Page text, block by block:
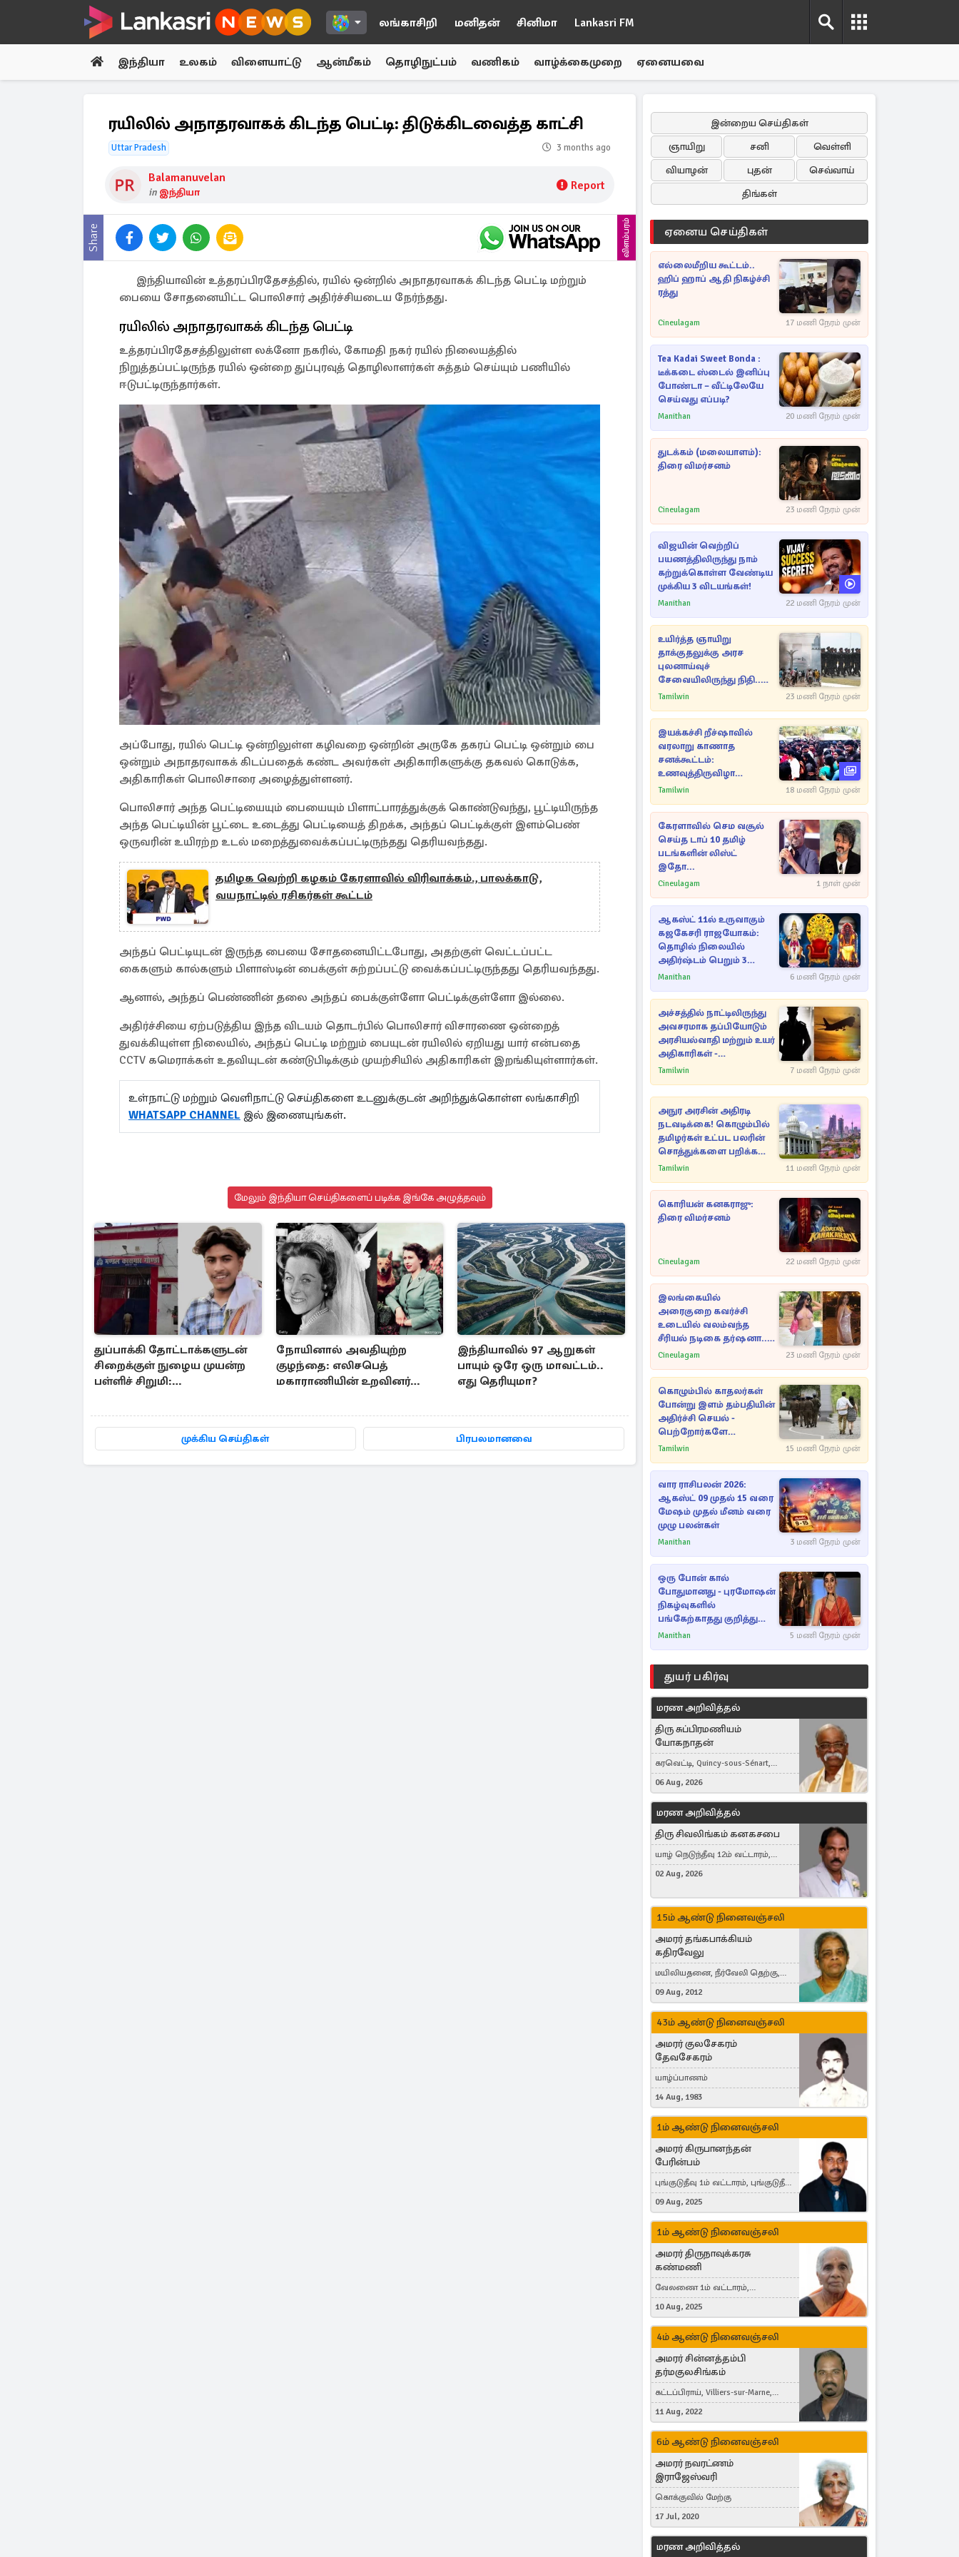
லங்காசிறி மனிதன் சினிமா Lankasri FM
இந்தியா உலகம் விளையாட்டு ஆன்மீகம் தொழிநுட்பம் வணிகம் வாழ்க்கைமுறை ஏனையவை
ரயிலில் அநாதரவாகக் கிடந்த பெட்டி: திடுக்கிடவைத்த காட்சி
Uttar Pradesh 3 months ago
Balamanuvelan
in இந்தியா Report
Share விளம்பரம்
இந்தியாவின் உத்தரப்பிரதேசத்தில், ரயில் ஒன்றில் அநாதரவாகக் கிடந்த பெட்டி மற்றும்
பையை சோதனையிட்ட பொலிசார் அதிர்ச்சியடைய நேர்ந்தது.
ரயிலில் அநாதரவாகக் கிடந்த பெட்டி
உத்தரப்பிரதேசத்திலுள்ள லக்னோ நகரில், கோமதி நகர் ரயில் நிலையத்தில்
நிறுத்தப்பட்டிருந்த ரயில் ஒன்றை துப்புரவுத் தொழிலாளர்கள் சுத்தம் செய்யும் பணியில்
ஈடுபட்டிருந்தார்கள்.
அப்போது, ரயில் பெட்டி ஒன்றிலுள்ள கழிவறை ஒன்றின் அருகே தகரப் பெட்டி ஒன்றும் பை
ஒன்றும் அநாதரவாகக் கிடப்பதைக் கண்ட அவர்கள் அதிகாரிகளுக்கு தகவல் கொடுக்க,
அதிகாரிகள் பொலிசாரை அழைத்துள்ளனர்.
பொலிசார் அந்த பெட்டியையும் பையையும் பிளாட்பாரத்துக்குக் கொண்டுவந்து, பூட்டியிருந்த
அந்த பெட்டியின் பூட்டை உடைத்து பெட்டியைத் திறக்க, அந்தப் பெட்டிக்குள் இளம்பெண்
ஒருவரின் உயிரற்ற உடல் மறைத்துவைக்கப்பட்டிருந்தது தெரியவந்தது.
தமிழக வெற்றி கழகம் கேரளாவில் விரிவாக்கம்., பாலக்காடு,
வயநாட்டில் ரசிகர்கள் கூட்டம்
அந்தப் பெட்டியுடன் இருந்த பையை சோதனையிட்டபோது, அதற்குள் வெட்டப்பட்ட
கைகளும் கால்களும் பிளாஸ்டின் பைக்குள் சுற்றப்பட்டு வைக்கப்பட்டிருந்தது தெரியவந்தது.
ஆனால், அந்தப் பெண்ணின் தலை அந்தப் பைக்குள்ளோ பெட்டிக்குள்ளோ இல்லை.
அதிர்ச்சியை ஏற்படுத்திய இந்த விடயம் தொடர்பில் பொலிசார் விசாரணை ஒன்றைத்
துவக்கியுள்ள நிலையில், அந்தப் பெட்டி மற்றும் பையுடன் ரயிலில் ஏறியது யார் என்பதை
CCTV கமெராக்கள் உதவியுடன் கண்டுபிடிக்கும் முயற்சியில் அதிகாரிகள் இறங்கியுள்ளார்கள்.
உள்நாட்டு மற்றும் வெளிநாட்டு செய்திகளை உடனுக்குடன் அறிந்துக்கொள்ள லங்காசிறி
WHATSAPP CHANNEL இல் இணையுங்கள்.
மேலும் இந்தியா செய்திகளைப் படிக்க இங்கே அழுத்தவும்
துப்பாக்கி தோட்டாக்களுடன்
சிறைக்குள் நுழைய முயன்ற
பள்ளிச் சிறுமி:
காரணம்
நோயினால் அவதியுற்ற
குழந்தை: எலிசபெத்
மகாராணியின் உறவினர்
இந்தியாவில் 97 ஆறுகள்
பாயும் ஒரே ஒரு மாவட்டம்..
எது தெரியுமா?
முக்கிய செய்திகள் பிரபலமானவை
இன்றைய செய்திகள்
ஞாயிறு
சனி
வெள்ளி
வியாழன்
புதன்
செவ்வாய்
திங்கள்
ஏனைய செய்திகள்
எல்லைமீறிய கூட்டம்..
ஹிப் ஹாப் ஆதி நிகழ்ச்சி
ரத்து
Cineulagam 17 மணி நேரம் முன்
Tea Kadai Sweet Bonda :
டீக்கடை ஸ்டைல் இனிப்பு
போண்டா – வீட்டிலேயே
செய்வது எப்படி?
Manithan 20 மணி நேரம் முன்
துடக்கம் (மலையாளம்):
திரை விமர்சனம்
Cineulagam 23 மணி நேரம் முன்
விஜயின் வெற்றிப்
பயணத்திலிருந்து நாம்
கற்றுக்கொள்ள வேண்டிய
முக்கிய 3 விடயங்கள்!
Manithan 22 மணி நேரம் முன்
உயிர்த்த ஞாயிறு
தாக்குதலுக்கு அரச
புலனாய்வுச்
சேவையிலிருந்து நிதி..
வெளியான அதிர்ச்சி
Tamilwin 23 மணி நேரம் முன்
இயக்கச்சி றீச்ஷாவில்
வரலாறு காணாத
சனக்கூட்டம்:
உணவுத்திருவிழா
இடைநிறுத்தம்
Tamilwin 18 மணி நேரம் முன்
கேரளாவில் செம வசூல்
செய்த டாப் 10 தமிழ்
படங்களின் லிஸ்ட்
இதோ...
Cineulagam 1 நாள் முன்
ஆகஸ்ட் 11ல் உருவாகும்
கஜகேசரி ராஜயோகம்:
தொழில் நிலையில்
அதிர்ஷ்டம் பெறும் 3
ராசிகள்!
Manithan 6 மணி நேரம் முன்
அச்சத்தில் நாட்டிலிருந்து
அவசரமாக தப்பியோடும்
அரசியல்வாதி மற்றும் உயர்
அதிகாரிகள் -
ஆதாரங்களுடன்
புலனாய்வாளர்கள்
Tamilwin 7 மணி நேரம் முன்
அநுர அரசின் அதிரடி
நடவடிக்கை! கொழும்பில்
தமிழர்கள் உட்பட பலரின்
சொத்துக்களை பறிக்க
நடவடிக்கை
Tamilwin 11 மணி நேரம் முன்
கொரியன் கனகராஜு:
திரை விமர்சனம்
Cineulagam 22 மணி நேரம் முன்
இலங்கையில்
அரைகுறை கவர்ச்சி
உடையில் வலம்வந்த
சீரியல் நடிகை தர்ஷனா...
அவரே வெளியிட்ட
Cineulagam 23 மணி நேரம் முன்
கொழும்பில் காதலர்கள்
போன்று இளம் தம்பதியின்
அதிர்ச்சி செயல் -
பெற்றோர்களே
எச்சரிக்கை
Tamilwin 15 மணி நேரம் முன்
வார ராசிபலன் 2026:
ஆகஸ்ட் 09 முதல் 15 வரை
மேஷம் முதல் மீனம் வரை
முழு பலன்கள்
Manithan 3 மணி நேரம் முன்
ஒரு போன் கால்
போதுமானது - புரமோஷன்
நிகழ்வுகளில்
பங்கேற்காதது குறித்து
நயன்தாரா ஓபன் டாக்!
Manithan 5 மணி நேரம் முன்
துயர் பகிர்வு
மரண அறிவித்தல்
திரு சுப்பிரமணியம்
யோகநாதன்
கரவெட்டி, Quincy-sous-Sénart,
France
06 Aug, 2026
மரண அறிவித்தல்
திரு சிவலிங்கம் கனகசபை
யாழ் நெடுந்தீவு 12ம் வட்டாரம்,
Jaffna, நயினாதீவு, London, United
02 Aug, 2026
15ம் ஆண்டு நினைவஞ்சலி
அமரர் தங்கபாக்கியம்
கதிரவேலு
மயிலியதனை, நீர்வேலி தெற்கு,
Herning, Denmark
09 Aug, 2012
43ம் ஆண்டு நினைவஞ்சலி
அமரர் குலசேகரம்
தேவசேகரம்
யாழ்ப்பாணம்
14 Aug, 1983
1ம் ஆண்டு நினைவஞ்சலி
அமரர் கிருபானந்தன்
பேரின்பம்
புங்குடுதீவு 1ம் வட்டாரம், புங்குடுதீவு,
India, Lausanne, Switzerland
09 Aug, 2025
1ம் ஆண்டு நினைவஞ்சலி
அமரர் திருநாவுக்கரசு
கண்மணி
வேலணை 1ம் வட்டாரம்,
மண்கும்பான் மேற்கு, Liestal,
Switzerland
10 Aug, 2025
4ம் ஆண்டு நினைவஞ்சலி
அமரர் சின்னத்தம்பி
தர்மகுலசிங்கம்
கட்டப்பிராய், Villiers-sur-Marne,
France
11 Aug, 2022
6ம் ஆண்டு நினைவஞ்சலி
அமரர் நவரட்ணம்
இராஜேஸ்வரி
கொக்குவில் மேற்கு
17 Jul, 2020
மரண அறிவித்தல்